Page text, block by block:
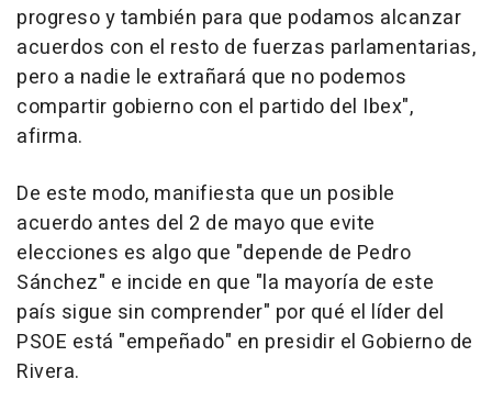
progreso y también para que podamos alcanzar
acuerdos con el resto de fuerzas parlamentarias,
pero a nadie le extrañará que no podemos
compartir gobierno con el partido del Ibex",
afirma.
De este modo, manifiesta que un posible
acuerdo antes del 2 de mayo que evite
elecciones es algo que "depende de Pedro
Sánchez" e incide en que "la mayoría de este
país sigue sin comprender" por qué el líder del
PSOE está "empeñado" en presidir el Gobierno de
Rivera.